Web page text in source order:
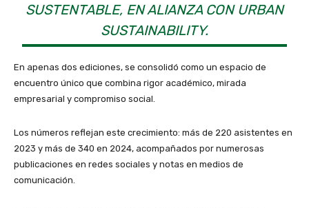
SUSTENTABLE, EN ALIANZA CON URBAN
SUSTAINABILITY.
En apenas dos ediciones, se consolidó como un espacio de
encuentro único que combina rigor académico, mirada
empresarial y compromiso social.
Los números reflejan este crecimiento: más de 220 asistentes en
2023 y más de 340 en 2024, acompañados por numerosas
publicaciones en redes sociales y notas en medios de
comunicación.